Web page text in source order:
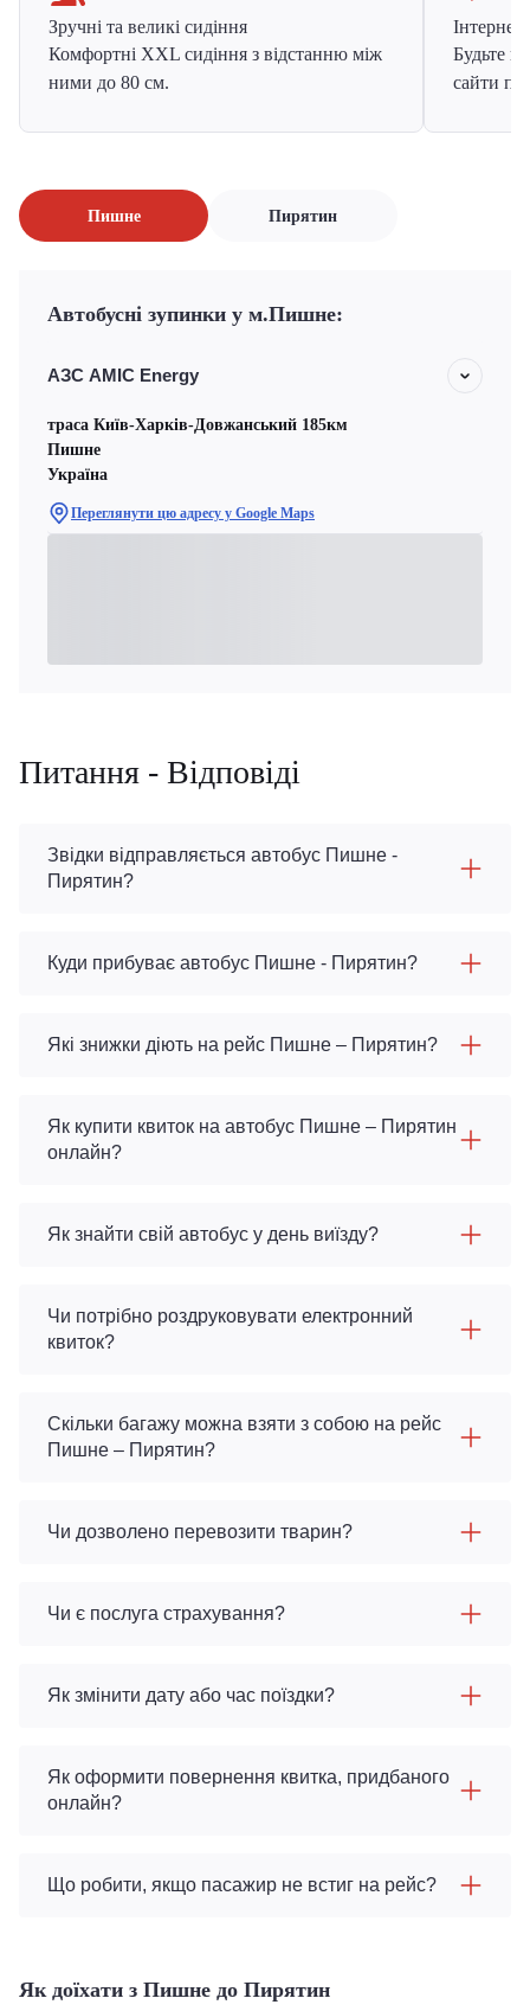
Зручні та великі сидіння
Комфортні XXL сидіння з відстанню між
ними до 80 см.
Інтернет
Будьте
сайти
Пишне Пирятин
Автобусні зупинки у м.Пишне:
АЗС AMIC Energy
траса Київ-Харків-Довжанський 185км
Пишне
Україна
Переглянути цю адресу у Google Maps
Питання - Відповіді
Звідки відправляється автобус Пишне -
Пирятин?
Куди прибуває автобус Пишне - Пирятин?
Які знижки діють на рейс Пишне – Пирятин?
Як купити квиток на автобус Пишне – Пирятин
онлайн?
Як знайти свій автобус у день виїзду?
Чи потрібно роздруковувати електронний
квиток?
Скільки багажу можна взяти з собою на рейс
Пишне – Пирятин?
Чи дозволено перевозити тварин?
Чи є послуга страхування?
Як змінити дату або час поїздки?
Як оформити повернення квитка, придбаного
онлайн?
Що робити, якщо пасажир не встиг на рейс?
Як доїхати з Пишне до Пирятин